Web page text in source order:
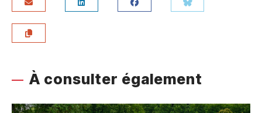
À consulter également